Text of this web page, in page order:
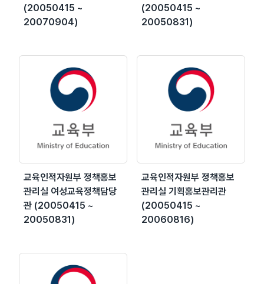
(20050415 ~
20070904)
(20050415 ~
20050831)
교육인적자원부 정책홍보
관리실 여성교육정책담당
관 (20050415 ~
20050831)
교육인적자원부 정책홍보
관리실 기획홍보관리관
(20050415 ~
20060816)